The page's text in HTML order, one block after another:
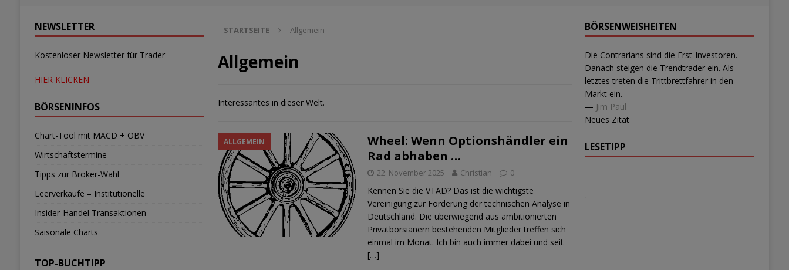
STARTSEITE Allgemein
Allgemein
Interessantes in dieser Welt.
ALLGEMEIN
Wheel: Wenn Optionshändler ein
Rad abhaben …
22. November 2025 Christian 0
Kennen Sie die VTAD? Das ist die wichtigste
Vereinigung zur Förderung der technischen Analyse in
Deutschland. Die überwiegend aus ambitionierten
Privatbörsianern bestehenden Mitglieder treffen sich
einmal im Monat. Ich bin auch immer dabei und seit
[…]
NEWSLETTER
Kostenloser Newsletter für Trader
HIER KLICKEN
BÖRSENINFOS
Chart-Tool mit MACD + OBV
Wirtschaftstermine
Tipps zur Broker-Wahl
Leerverkäufe – Institutionelle
Insider-Handel Transaktionen
Saisonale Charts
TOP-BUCHTIPP
BÖRSENWEISHEITEN
Die Contrarians sind die Erst-Investoren.
Danach steigen die Trendtrader ein. Als
letztes treten die Trittbrettfahrer in den
Markt ein.
— Jim Paul
Neues Zitat
LESETIPP